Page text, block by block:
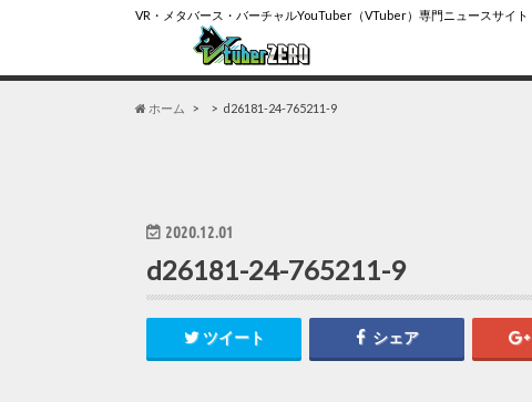
VR・メタバース・バーチャルYouTuber（VTuber）専門ニュースサイト
ホーム d26181-24-765211-9
2020.12.01
d26181-24-765211-9
ツイート シェア